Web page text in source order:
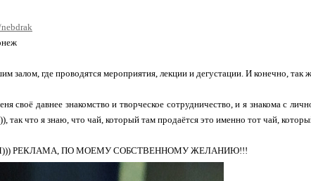
залом, где проводятся мероприятия, лекции и дегустации. И конечно, так
своё давнее знакомство и творческое сотрудничество, и я знакома с
так что я знаю, что чай, который там продаётся это именно тот чай,
РЕКЛАМА, ПО МОЕМУ СОБСТВЕННОМУ ЖЕЛАНИЮ!!!